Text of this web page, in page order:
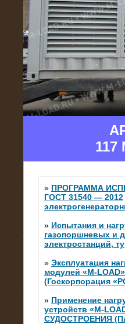
» ПРОГРАММА
ГОСТ 31540 — 2012
» Испытания и
газопоршневых и
электростанций,
» Эксплуатация
модулей «M-
(Госкорпорация
» Применение
устройств «M-
СУДОСТРОЕНИЯ